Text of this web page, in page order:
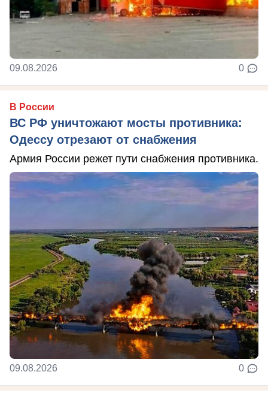
09.08.2026 0
В России
ВС РФ уничтожают мосты противника:
Одессу отрезают от снабжения
Армия России режет пути снабжения противника.
09.08.2026 0